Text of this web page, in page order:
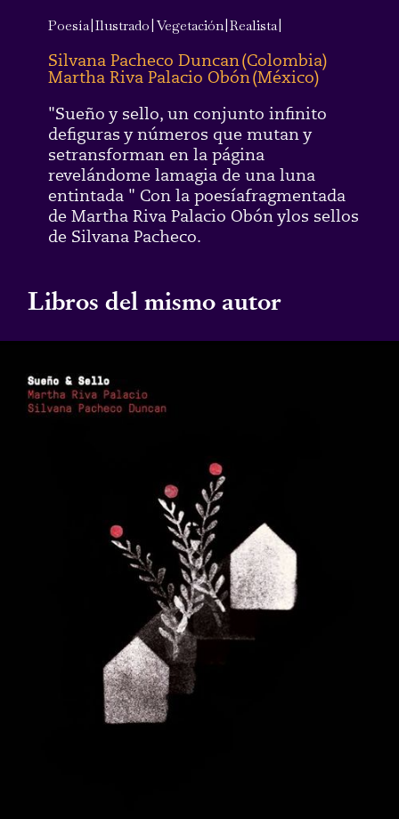
Poesía Ilustrado Vegetación Realista
Silvana Pacheco Duncan(Colombia)
Martha Riva Palacio Obón(México)
"Sueño y sello, un conjunto infinito
defiguras y números que mutan y
setransforman en la página
revelándome lamagia de una luna
entintada " Con la poesíafragmentada
de Martha Riva Palacio Obón ylos sellos
de Silvana Pacheco.
Libros del mismo autor